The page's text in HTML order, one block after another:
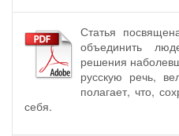
Статья
объединить
решения
русскую речь,
полагает, что,
себя.